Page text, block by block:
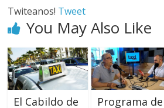
Twiteanos! Tweet
You May Also Like
El Cabildo de
Programa de